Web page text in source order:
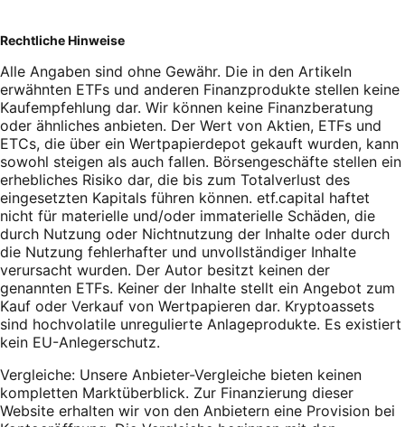
Rechtliche Hinweise
Alle Angaben sind ohne Gewähr. Die in den Artikeln
erwähnten ETFs und anderen Finanzprodukte stellen keine
Kaufempfehlung dar. Wir können keine Finanzberatung
oder ähnliches anbieten. Der Wert von Aktien, ETFs und
ETCs, die über ein Wertpapierdepot gekauft wurden, kann
sowohl steigen als auch fallen. Börsengeschäfte stellen ein
erhebliches Risiko dar, die bis zum Totalverlust des
eingesetzten Kapitals führen können. etf.capital haftet
nicht für materielle und/oder immaterielle Schäden, die
durch Nutzung oder Nichtnutzung der Inhalte oder durch
die Nutzung fehlerhafter und unvollständiger Inhalte
verursacht wurden. Der Autor besitzt keinen der
genannten ETFs. Keiner der Inhalte stellt ein Angebot zum
Kauf oder Verkauf von Wertpapieren dar. Kryptoassets
sind hochvolatile unregulierte Anlageprodukte. Es existiert
kein EU-Anlegerschutz.
Vergleiche: Unsere Anbieter-Vergleiche bieten keinen
kompletten Marktüberblick. Zur Finanzierung dieser
Website erhalten wir von den Anbietern eine Provision bei